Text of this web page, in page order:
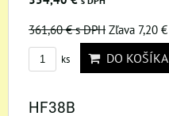
361,60 €s DPH Zľava 7,20 €
ks DO KOŠÍKA
HF38B